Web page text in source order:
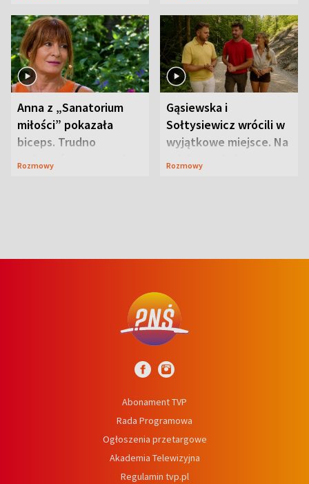
Anna z „Sanatorium
miłości” pokazała
biceps. Trudno
uwierzyć, co przeszła
Rozmowy
Gąsiewska i
Sołtysiewicz wrócili w
wyjątkowe miejsce. Na
szlaku czekał
Rozmowy
Abonament TVP
Rada Programowa
Ogłoszenia przetargowe
Akademia Telewizyjna
Regulamin tvp.pl